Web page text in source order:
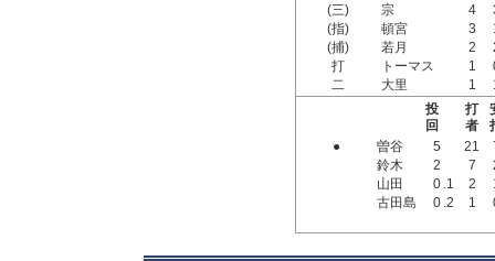
(三)
宗 4
(指)
頓宮 3
(捕)
若月 2
打
トーマス 1
二
大里 1
投
回
打
者
●
曽谷 5 21
鈴木
2 7
山田
0 .1 2
古田島
0 .2 1